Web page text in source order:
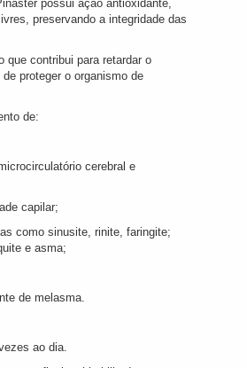
possui ação antioxidante,
preservando a integridade das
que contribui para retardar o
proteger o organismo de
de:
cerebral e
capilar;
como sinusite, rinite, faringite;
e asma;
de melasma.
ao dia.